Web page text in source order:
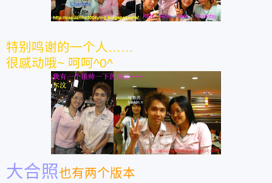
特别鸣谢的一个人……
很感动哦~ 呵呵^0^
大合照也有两个版本